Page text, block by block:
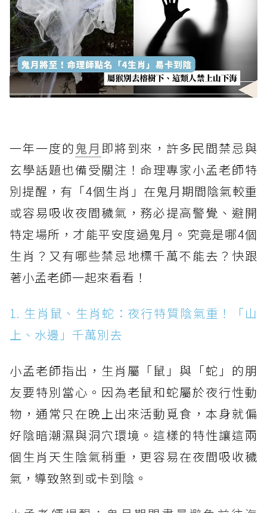
一年一度的鬼月 即將到來，許多民間禁忌與
玄學話題也備受關注！命理專家小孟老師特
別提醒，有「4個生肖」在鬼月期間陰氣較重
或容易吸收夜間穢氣，務必提高警覺、避開
特定場所，才能平安度過鬼月。究竟是哪4個
生肖？又有哪些禁忌地標千萬不能去？快跟
著小孟老師一起來看看！
1. 生肖鼠、生肖蛇：夜行特質陰氣重！「山
上、水邊」千萬別去
小孟老師指出，生肖屬「鼠」與「蛇」的朋
友要特別當心。因為老鼠和蛇屬於夜行性動
物，通常只在晚上出來活動覓食，本身就偏
好陰暗潮濕與洞穴環境。這樣的特性讓這兩
個生肖天生陰氣稍重，更容易在夜間吸收穢
氣，導致煞到或卡到陰。